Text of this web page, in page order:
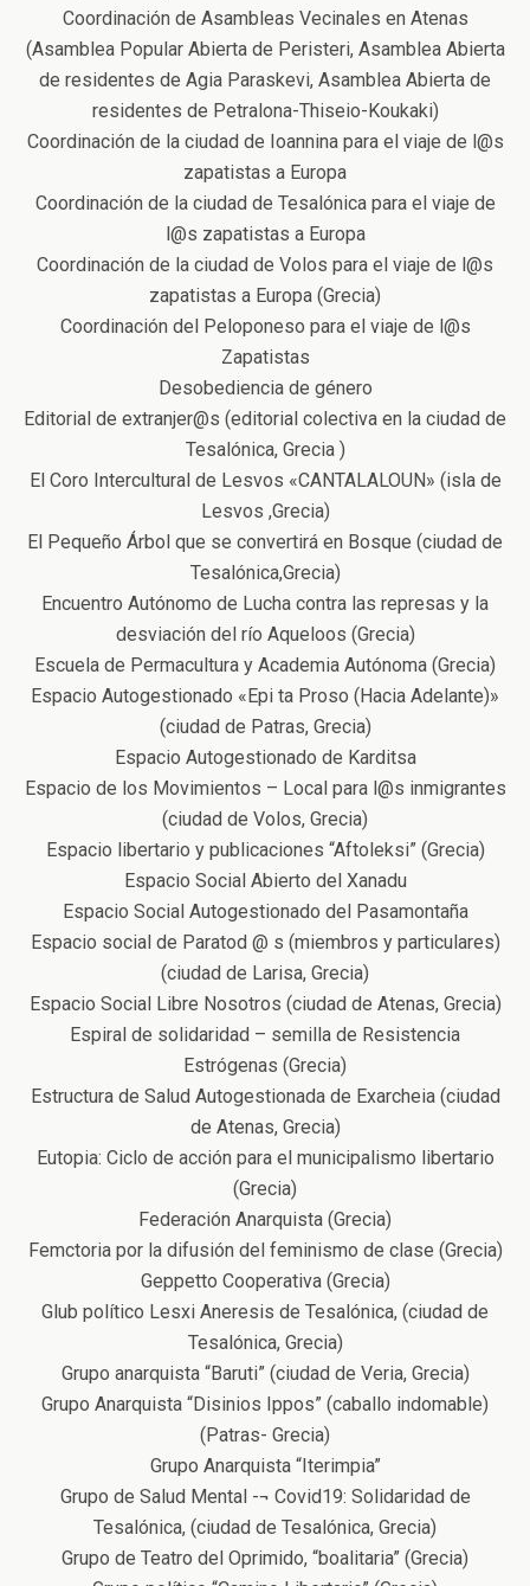
Coordinación de Asambleas Vecinales en Atenas
(Asamblea Popular Abierta de Peristeri, Asamblea Abierta
de residentes de Agia Paraskevi, Asamblea Abierta de
residentes de Petralona-Thiseio-Koukaki)
Coordinación de la ciudad de Ioannina para el viaje de l@s
zapatistas a Europa
Coordinación de la ciudad de Tesalónica para el viaje de
l@s zapatistas a Europa
Coordinación de la ciudad de Volos para el viaje de l@s
zapatistas a Europa (Grecia)
Coordinación del Peloponeso para el viaje de l@s
Zapatistas
Desobediencia de género
Editorial de extranjer@s (editorial colectiva en la ciudad de
Tesalónica, Grecia )
El Coro Intercultural de Lesvos «CANTALALOUN» (isla de
Lesvos ,Grecia)
El Pequeño Árbol que se convertirá en Bosque (ciudad de
Tesalónica,Grecia)
Encuentro Autónomo de Lucha contra las represas y la
desviación del río Aqueloos (Grecia)
Escuela de Permacultura y Academia Autónoma (Grecia)
Espacio Autogestionado «Epi ta Proso (Hacia Adelante)»
(ciudad de Patras, Grecia)
Espacio Autogestionado de Karditsa
Espacio de los Movimientos – Local para l@s inmigrantes
(ciudad de Volos, Grecia)
Espacio libertario y publicaciones “Aftoleksi” (Grecia)
Espacio Social Abierto del Xanadu
Espacio Social Autogestionado del Pasamontaña
Espacio social de Paratod @ s (miembros y particulares)
(ciudad de Larisa, Grecia)
Espacio Social Libre Nosotros (ciudad de Atenas, Grecia)
Espiral de solidaridad – semilla de Resistencia
Estrógenas (Grecia)
Estructura de Salud Autogestionada de Exarcheia (ciudad
de Atenas, Grecia)
Eutopia: Ciclo de acción para el municipalismo libertario
(Grecia)
Federación Anarquista (Grecia)
Femctoria por la difusión del feminismo de clase (Grecia)
Geppetto Cooperativa (Grecia)
Glub político Lesxi Aneresis de Tesalónica, (ciudad de
Tesalónica, Grecia)
Grupo anarquista “Baruti” (ciudad de Veria, Grecia)
Grupo Anarquista “Disinios Ippos” (caballo indomable)
(Patras- Grecia)
Grupo Anarquista “Iterimpia”
Grupo de Salud Mental -¬ Covid19: Solidaridad de
Tesalónica, (ciudad de Tesalónica, Grecia)
Grupo de Teatro del Oprimido, “boalitaria” (Grecia)